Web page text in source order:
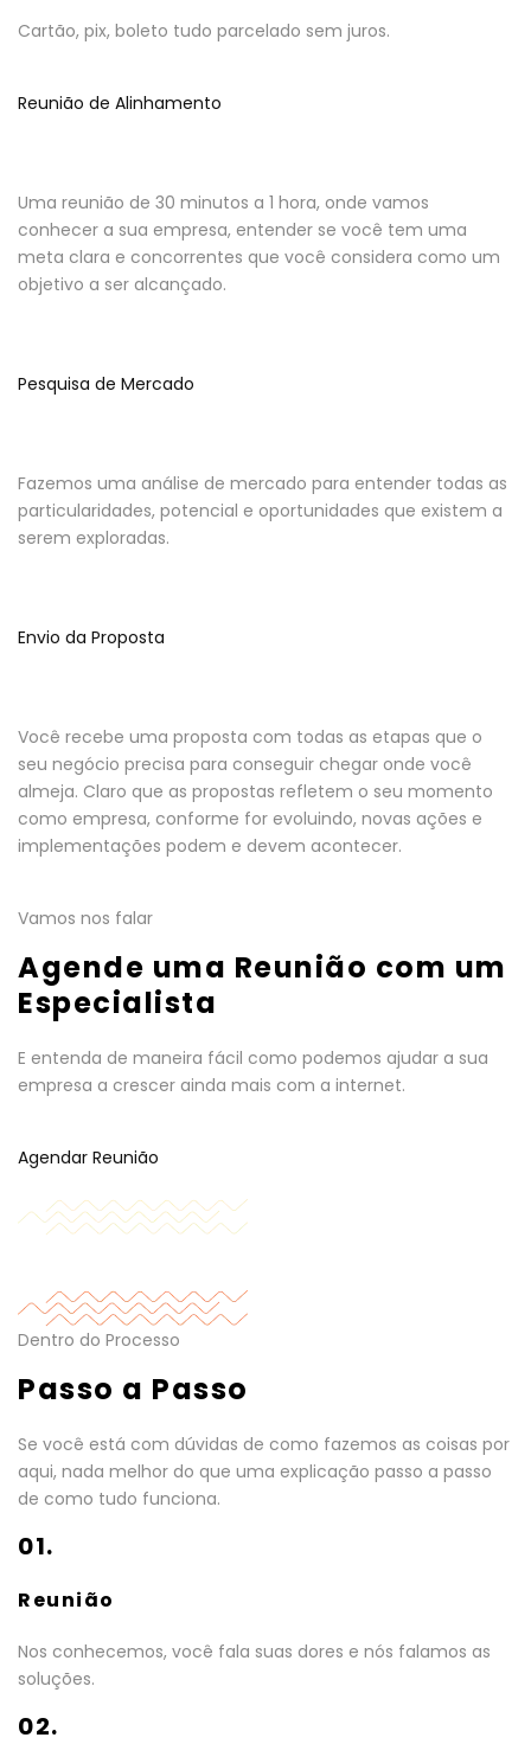
Cartão, pix, boleto tudo parcelado sem juros.
Reunião de Alinhamento
Uma reunião de 30 minutos a 1 hora, onde vamos
conhecer a sua empresa, entender se você tem uma
meta clara e concorrentes que você considera como um
objetivo a ser alcançado.
Pesquisa de Mercado
Fazemos uma análise de mercado para entender todas as
particularidades, potencial e oportunidades que existem a
serem exploradas.
Envio da Proposta
Você recebe uma proposta com todas as etapas que o
seu negócio precisa para conseguir chegar onde você
almeja. Claro que as propostas refletem o seu momento
como empresa, conforme for evoluindo, novas ações e
implementações podem e devem acontecer.
Vamos nos falar
Agende uma Reunião com um
Especialista
E entenda de maneira fácil como podemos ajudar a sua
empresa a crescer ainda mais com a internet.
Agendar Reunião
Dentro do Processo
Passo a Passo
Se você está com dúvidas de como fazemos as coisas por
aqui, nada melhor do que uma explicação passo a passo
de como tudo funciona.
01.
Reunião
Nos conhecemos, você fala suas dores e nós falamos as
soluções.
02.